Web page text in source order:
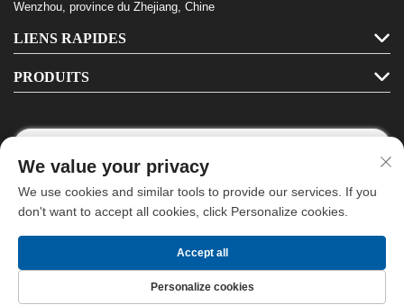
Wenzhou, province du Zhejiang, Chine
LIENS RAPIDES
PRODUITS
Suivez-nous
Droit d'auteur © Longgang Haha Stationery Co., Ltd. Tous droits réservés -
Politique de confidentialité
We value your privacy
We use cookies and similar tools to provide our services. If you
don't want to accept all cookies, click Personalize cookies.
Personalize cookies
Accept all